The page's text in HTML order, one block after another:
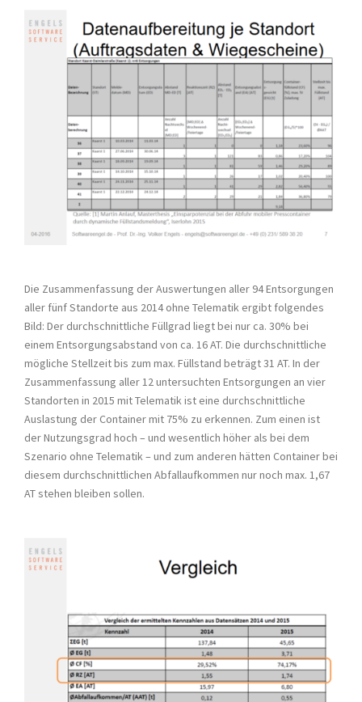
Die Zusammenfassung der Auswertungen aller 94 Entsorgungen
aller fünf Standorte aus 2014 ohne Telematik ergibt folgendes
Bild: Der durchschnittliche Füllgrad liegt bei nur ca. 30% bei
einem Entsorgungsabstand von ca. 16 AT. Die durchschnittliche
mögliche Stellzeit bis zum max. Füllstand beträgt 31 AT. In der
Zusammenfassung aller 12 untersuchten Entsorgungen an vier
Standorten in 2015 mit Telematik ist eine durchschnittliche
Auslastung der Container mit 75% zu erkennen. Zum einen ist
der Nutzungsgrad hoch – und wesentlich höher als bei dem
Szenario ohne Telematik – und zum anderen hätten Container bei
diesem durchschnittlichen Abfallaufkommen nur noch max. 1,67
AT stehen bleiben sollen.